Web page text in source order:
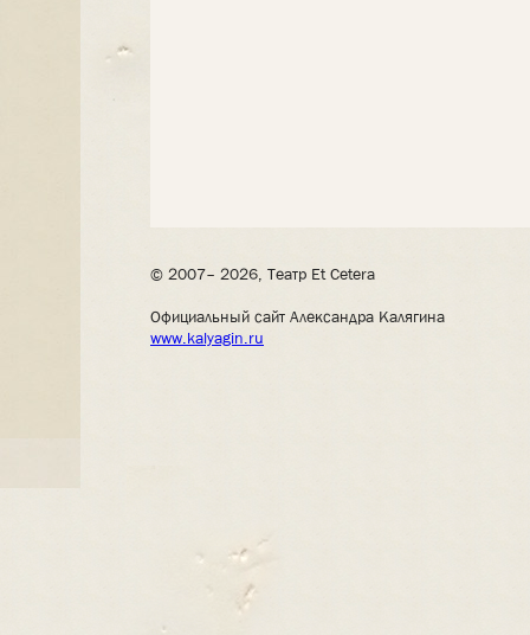
© 2007– 2026, Театр Et Cetera
Официальный сайт Александра Калягина
www.kalyagin.ru